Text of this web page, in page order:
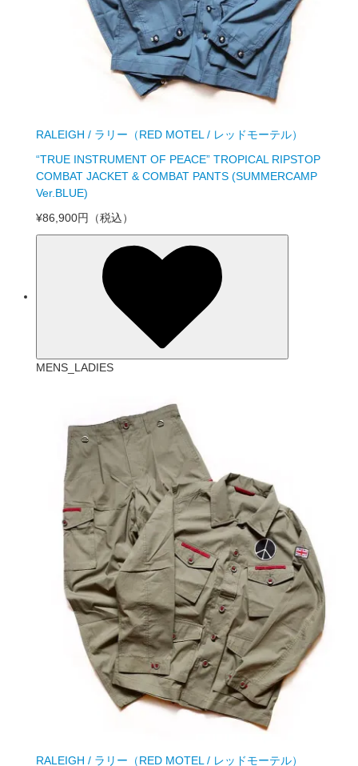
RALEIGH / ラリー（RED MOTEL / レッドモーテル）
“TRUE INSTRUMENT OF PEACE” TROPICAL RIPSTOP
COMBAT JACKET & COMBAT PANTS (SUMMERCAMP
Ver.BLUE)
¥86,900円
（税込）
MENS_LADIES
RALEIGH / ラリー（RED MOTEL / レッドモーテル）